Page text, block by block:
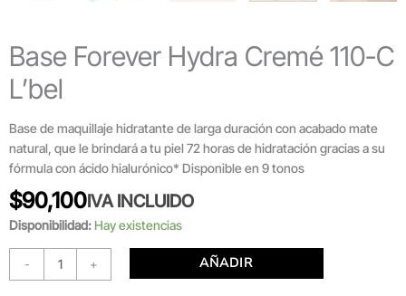
Base Forever Hydra Cremé 110-C
L’bel
Base de maquillaje hidratante de larga duración con acabado mate
natural, que le brindará a tu piel 72 horas de hidratación gracias a su
fórmula con ácido hialurónico* Disponible en 9 tonos
$90,100IVA INCLUIDO
Disponibilidad:Hay existencias
- + AÑADIR